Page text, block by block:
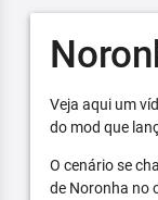
Veja aqui um
do mod que
O cenário se
de Noronha no